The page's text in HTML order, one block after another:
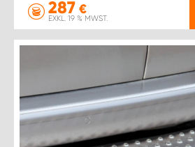
287 €
EXKL. 19 % MWST.